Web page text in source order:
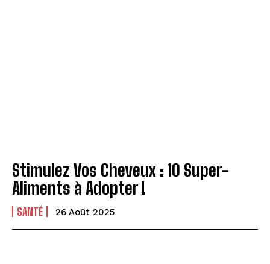
Stimulez Vos Cheveux : 10 Super-
Aliments à Adopter !
SANTÉ 26 Août 2025